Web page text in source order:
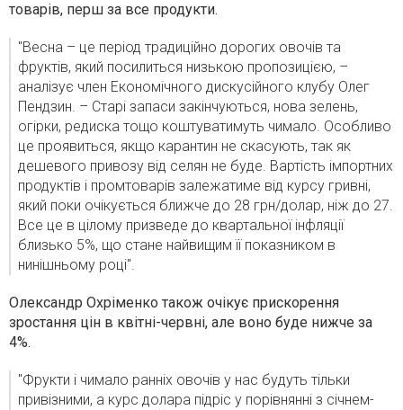
товарів, перш за все продукти.
"Весна – це період традиційно дорогих овочів та
фруктів, який посилиться низькою пропозицією, –
аналізує член Економічного дискусійного клубу Олег
Пендзин. – Старі запаси закінчуються, нова зелень,
огірки, редиска тощо коштуватимуть чимало. Особливо
це проявиться, якщо карантин не скасують, так як
дешевого привозу від селян не буде. Вартість імпортних
продуктів і промтоварів залежатиме від курсу гривні,
який поки очікується ближче до 28 грн/долар, ніж до 27.
Все це в цілому призведе до квартальної інфляції
близько 5%, що стане найвищим її показником в
нинішньому році".
Олександр Охріменко також очікує прискорення
зростання цін в квітні-червні, але воно буде нижче за
4%.
"Фрукти і чимало ранніх овочів у нас будуть тільки
привізними, а курс долара підріс у порівнянні з січнем-